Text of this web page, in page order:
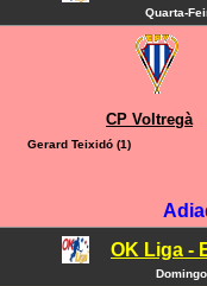
Quarta-
CP Voltregà
Gerard Teixidó (1)
OK Liga -